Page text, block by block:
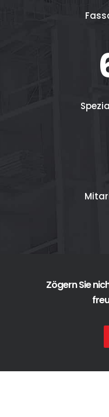
Zögern Sie